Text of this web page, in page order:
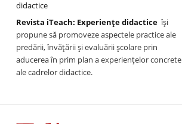
Revista iTeach: Experienţe didactice îşi
propune să promoveze aspectele practice ale
predării, învăţării şi evaluării şcolare prin
aducerea în prim plan a experienţelor concrete
ale cadrelor didactice.